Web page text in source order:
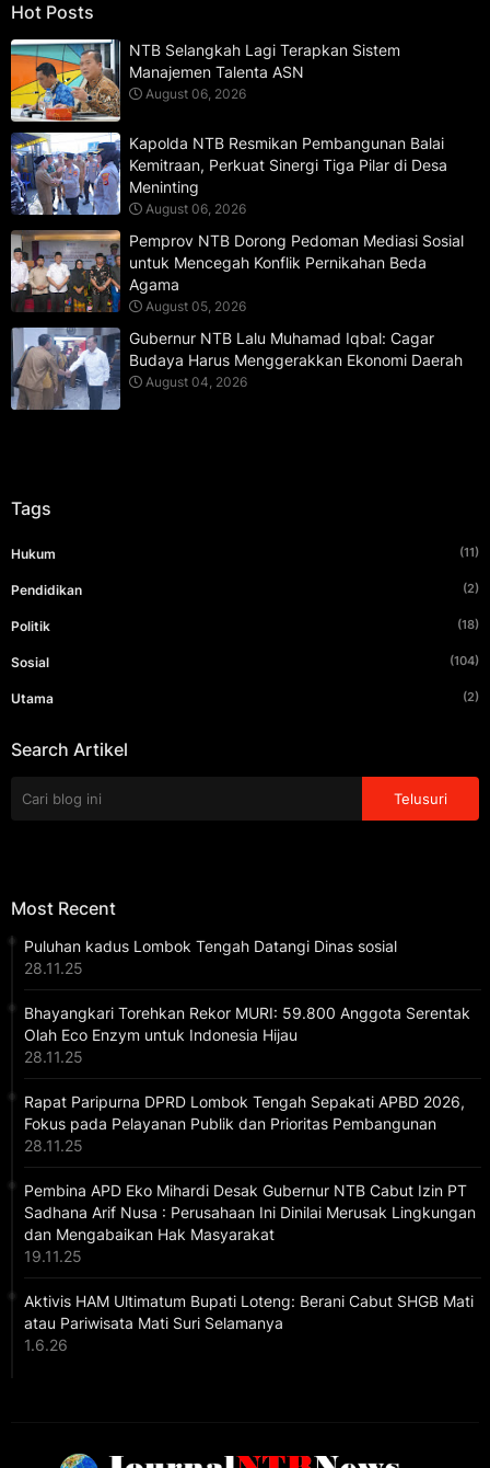
Hot Posts
NTB Selangkah Lagi Terapkan Sistem
Manajemen Talenta ASN
August 06, 2026
Kapolda NTB Resmikan Pembangunan Balai
Kemitraan, Perkuat Sinergi Tiga Pilar di Desa
Meninting
August 06, 2026
Pemprov NTB Dorong Pedoman Mediasi Sosial
untuk Mencegah Konflik Pernikahan Beda
Agama
August 05, 2026
Gubernur NTB Lalu Muhamad Iqbal: Cagar
Budaya Harus Menggerakkan Ekonomi Daerah
August 04, 2026
Tags
Hukum (11)
Pendidikan (2)
Politik (18)
Sosial (104)
Utama (2)
Search Artikel
Most Recent
Puluhan kadus Lombok Tengah Datangi Dinas sosial
28.11.25
Bhayangkari Torehkan Rekor MURI: 59.800 Anggota Serentak
Olah Eco Enzym untuk Indonesia Hijau
28.11.25
Rapat Paripurna DPRD Lombok Tengah Sepakati APBD 2026,
Fokus pada Pelayanan Publik dan Prioritas Pembangunan
28.11.25
Pembina APD Eko Mihardi Desak Gubernur NTB Cabut Izin PT
Sadhana Arif Nusa : Perusahaan Ini Dinilai Merusak Lingkungan
dan Mengabaikan Hak Masyarakat
19.11.25
Aktivis HAM Ultimatum Bupati Loteng: Berani Cabut SHGB Mati
atau Pariwisata Mati Suri Selamanya
1.6.26